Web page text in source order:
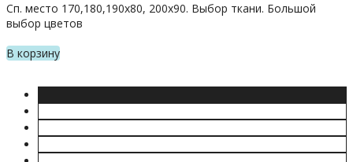
Сп. место 170,180,190х80, 200х90. Выбор ткани. Большой
выбор цветов
В корзину